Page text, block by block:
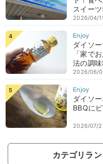
スイー
2026/04/
ダイソ
「家で
法の調
2026/06/
ダイソ
BBQに
2026/07/
カテゴリラ